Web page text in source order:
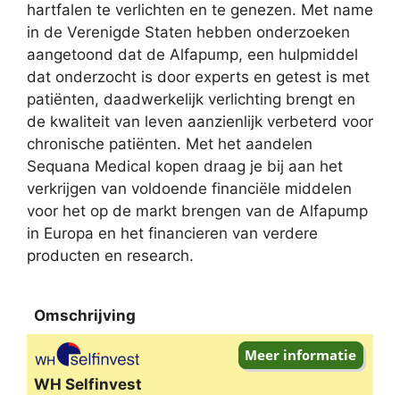
hartfalen te verlichten en te genezen. Met name
in de Verenigde Staten hebben onderzoeken
aangetoond dat de Alfapump, een hulpmiddel
dat onderzocht is door experts en getest is met
patiënten, daadwerkelijk verlichting brengt en
de kwaliteit van leven aanzienlijk verbeterd voor
chronische patiënten. Met het aandelen
Sequana Medical kopen draag je bij aan het
verkrijgen van voldoende financiële middelen
voor het op de markt brengen van de Alfapump
in Europa en het financieren van verdere
producten en research.
Omschrijving
Omschrijving
WH Selfinvest